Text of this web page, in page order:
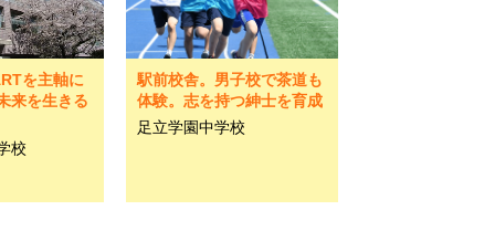
を主軸に
来を生きる
校
駅前校舎。男子校で茶道も
体験。志を持つ紳士を育成
足立学園中学校